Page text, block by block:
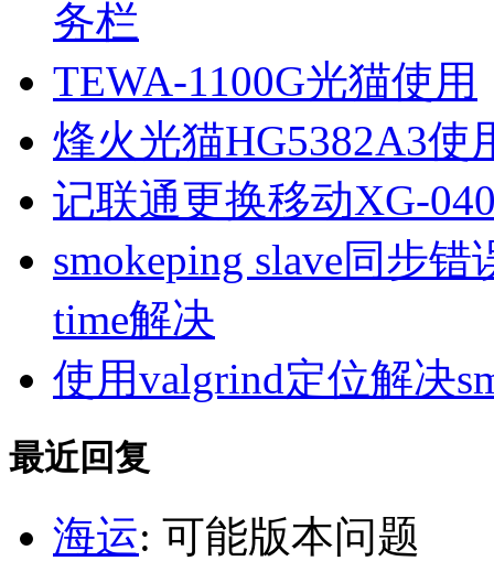
务栏
TEWA-1100G光猫使用
烽火光猫HG5382A3使
记联通更换移动XG-
smokeping slave同步错
time解决
使用valgrind定位解决
最近回复
海运: 可能版本问题